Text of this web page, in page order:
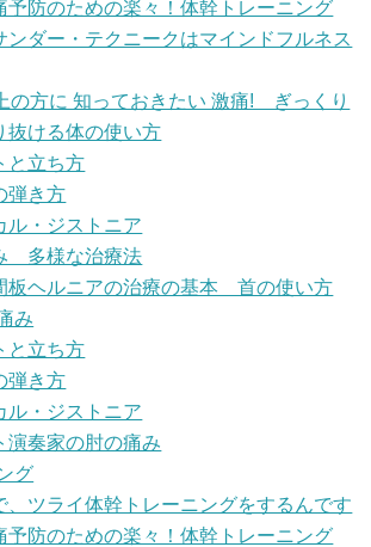
予防のための楽々！体幹トレーニング
ンダー・テクニークはマインドフルネス
の方に 知っておきたい 激痛! ぎっくり
抜ける体の使い方
と立ち方
弾き方
ル・ジストニア
多様な治療法
板ヘルニアの治療の基本 首の使い方
み
と立ち方
弾き方
ル・ジストニア
演奏家の肘の痛み
グ
、ツライ体幹トレーニングをするんです
予防のための楽々！体幹トレーニング